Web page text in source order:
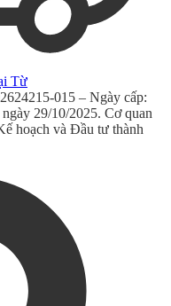
Từ
015 – Ngày cấp:
29/10/2025. Cơ quan
hoạch và Đầu tư thành